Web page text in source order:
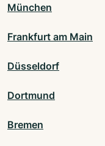
München
Frankfurt am Main
Düsseldorf
Dortmund
Bremen